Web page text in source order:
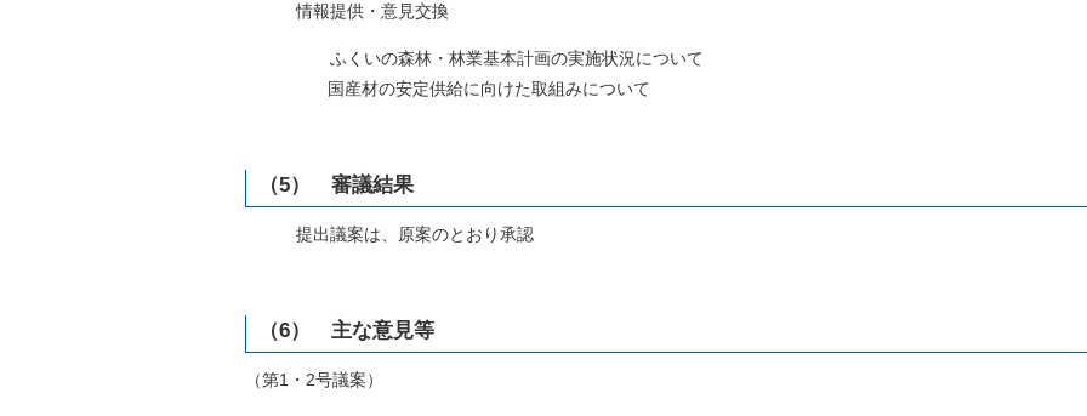
情報提供・意見交換
ふくいの森林・林業基本計画の実施状況について
国産材の安定供給に向けた取組みについて
（5） 審議結果
提出議案は、原案のとおり承認
（6） 主な意見等
（第1・2号議案）